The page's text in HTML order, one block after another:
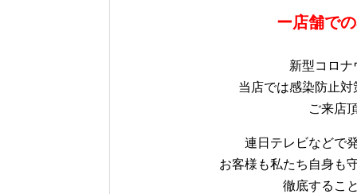
ー店舗で
新型コロ
当店では感染防止
ご来店
連日テレビなどで
お客様も私たち自身も
徹底するこ